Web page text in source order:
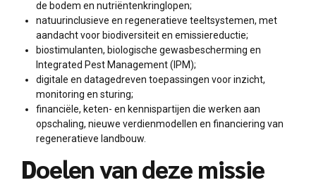
de bodem en nutriëntenkringlopen;
natuurinclusieve en regeneratieve teeltsystemen, met
aandacht voor biodiversiteit en emissiereductie;
biostimulanten, biologische gewasbescherming en
Integrated Pest Management (IPM);
digitale en datagedreven toepassingen voor inzicht,
monitoring en sturing;
financiële, keten- en kennispartijen die werken aan
opschaling, nieuwe verdienmodellen en financiering van
regeneratieve landbouw.
Doelen van deze missie